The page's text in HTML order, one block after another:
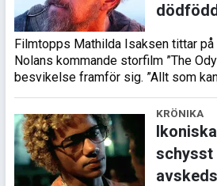
Filmtopps Mathilda Isaksen tittar
Nolans kommande storfilm ”The
besvikelse framför sig. ”Allt som
eller senare…
KRÖNIKA
schysst